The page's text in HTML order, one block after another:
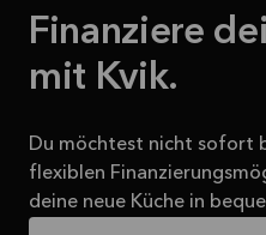
Finanziere
mit Kvik.
Du möchtest nicht sofort
flexiblen
deine neue Küche in